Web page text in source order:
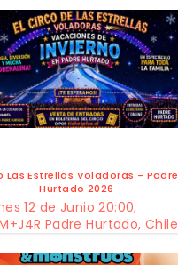
Las Estrellas Voladoras - Padre
Hurtado 2026
12 de Junio 20:00,
Padre Hurtado, Chile